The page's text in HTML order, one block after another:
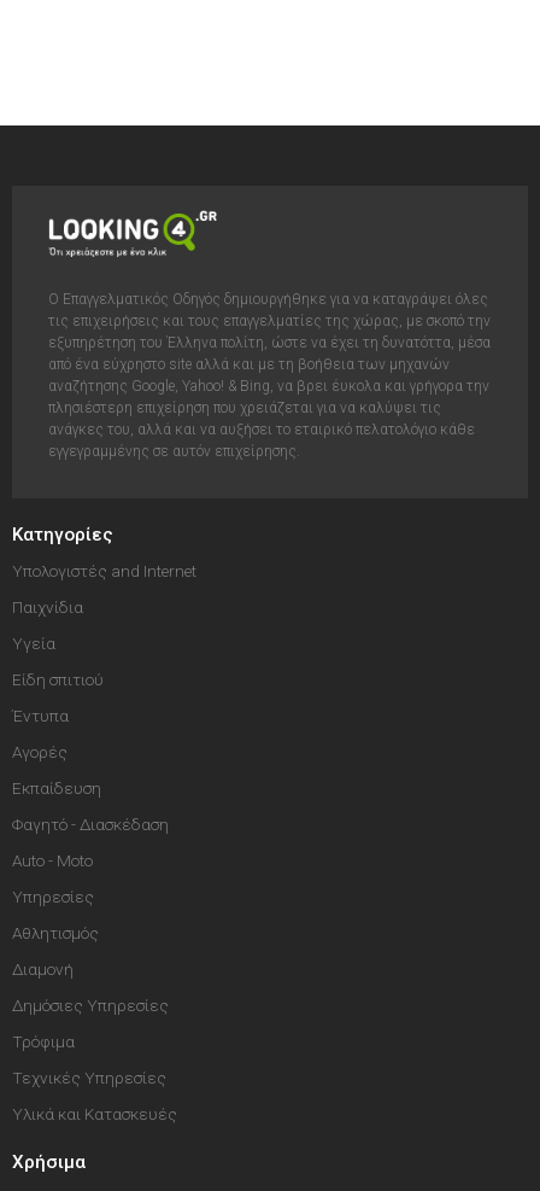
Ο Επαγγελματικός Οδηγός δημιουργήθηκε για να καταγράψει όλες
τις επιχειρήσεις και τους επαγγελματίες της χώρας, με σκοπό την
εξυπηρέτηση του Έλληνα πολίτη, ώστε να έχει τη δυνατόττα, μέσα
από ένα εύχρηστο site αλλά και με τη βοήθεια των μηχανών
αναζήτησης Google, Yahoo! & Bing, να βρει έυκολα και γρήγορα την
πλησιέστερη επιχείρηση που χρειάζεται για να καλύψει τις
ανάγκες του, αλλά και να αυξήσει το εταιρικό πελατολόγιο κάθε
εγγεγραμμένης σε αυτόν επιχείρησης.
Κατηγορίες
Υπολογιστές and Internet
Παιχνίδια
Υγεία
Είδη σπιτιού
Έντυπα
Αγορές
Εκπαίδευση
Φαγητό - Διασκέδαση
Auto - Moto
Υπηρεσίες
Αθλητισμός
Διαμονή
Δημόσιες Υπηρεσίες
Τρόφιμα
Τεχνικές Υπηρεσίες
Υλικά και Κατασκευές
Χρήσιμα